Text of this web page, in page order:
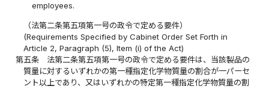
employees.
（法第二条第五項第一号の政令で定める要件）
(Requirements Specified by Cabinet Order Set Forth in
Article 2, Paragraph (5), Item (i) of the Act)
第五条
法第二条第五項第一号の政令で定める要件は、当該製品の
質量に対するいずれかの第一種指定化学物質量の割合が一パーセ
ント以上であり、又はいずれかの特定第一種指定化学物質量の割